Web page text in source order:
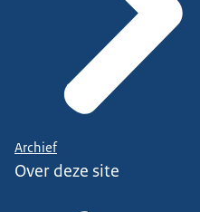
Archief
Over deze site